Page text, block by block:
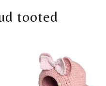
tooted